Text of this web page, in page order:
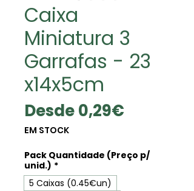
Caixa
Miniatura 3
Garrafas - 23
x14x5cm
Desde0,29€
oferta
EM STOCK
Pack Quantidade (Preço p/
unid.) *
5 Caixas (0.45€un)